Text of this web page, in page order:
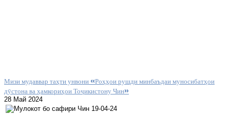
Мизи мудаввар таҳти унвони «Роҳҳои рушди минбаъдаи муносибатҳои
дӯстона ва ҳамкориҳои Тоҷикистону Чин»
28 Май 2024